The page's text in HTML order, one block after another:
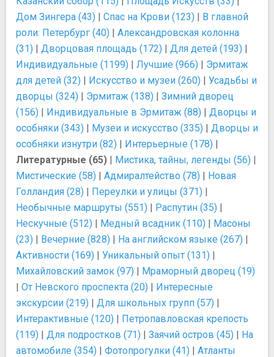
Дом Зингера (43) | Спас на Крови (123) | В главной
роли: Петербург (40) | Александровская колонна
(31) | Дворцовая площадь (172) | Для детей (193) |
Индивидуальные (1199) | Лучшие (966) | Эрмитаж
для детей (32) | Искусство и музеи (260) | Усадьбы и
дворцы (324) | Эрмитаж (138) | Зимний дворец
(156) | Индивидуальные в Эрмитаж (88) | Дворцы и
особняки (343) | Музеи и искусство (335) | Дворцы и
особняки изнутри (82) | Интерьерные (178) |
Литературные (65) | Мистика, тайны, легенды (56) |
Мистические (58) | Адмиралтейство (78) | Новая
Голландия (28) | Переулки и улицы (371) |
Необычные маршруты (551) | Распутин (35) |
Нескучные (512) | Медный всадник (110) | Масоны
(23) | Вечерние (828) | На английском языке (267) |
Активности (169) | Уникальный опыт (131) |
Михайловский замок (97) | Мраморный дворец (19)
| От Невского проспекта (20) | Интересные
экскурсии (219) | Для школьных групп (57) |
Интерактивные (120) | Петропавловская крепость
(119) | Для подростков (71) | Заячий остров (45) | На
автомобиле (354) | Фотопрогулки (41) | Атланты